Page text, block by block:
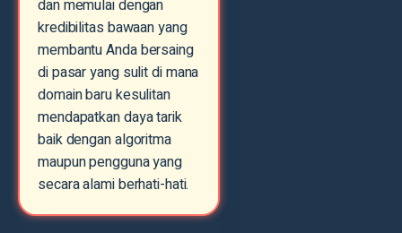
dan memulai dengan
kredibilitas bawaan yang
membantu Anda bersaing
di pasar yang sulit di mana
domain baru kesulitan
mendapatkan daya tarik
baik dengan algoritma
maupun pengguna yang
secara alami berhati-hati.